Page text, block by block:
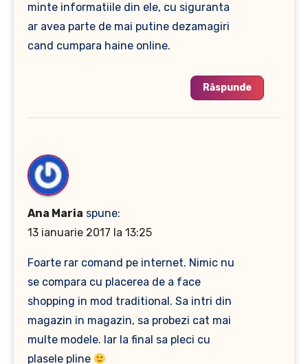
minte informatiile din ele, cu siguranta
ar avea parte de mai putine dezamagiri
cand cumpara haine online.
Răspunde
Ana Maria spune:
13 ianuarie 2017 la 13:25
Foarte rar comand pe internet. Nimic nu
se compara cu placerea de a face
shopping in mod traditional. Sa intri din
magazin in magazin, sa probezi cat mai
multe modele. Iar la final sa pleci cu
plasele pline